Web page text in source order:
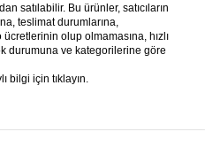
satılabilir. Bu ürünler, satıcıların
teslimat durumlarına,
olup olmamasına, hızlı
durumuna ve kategorilerine göre
bilgi için tıklayın.